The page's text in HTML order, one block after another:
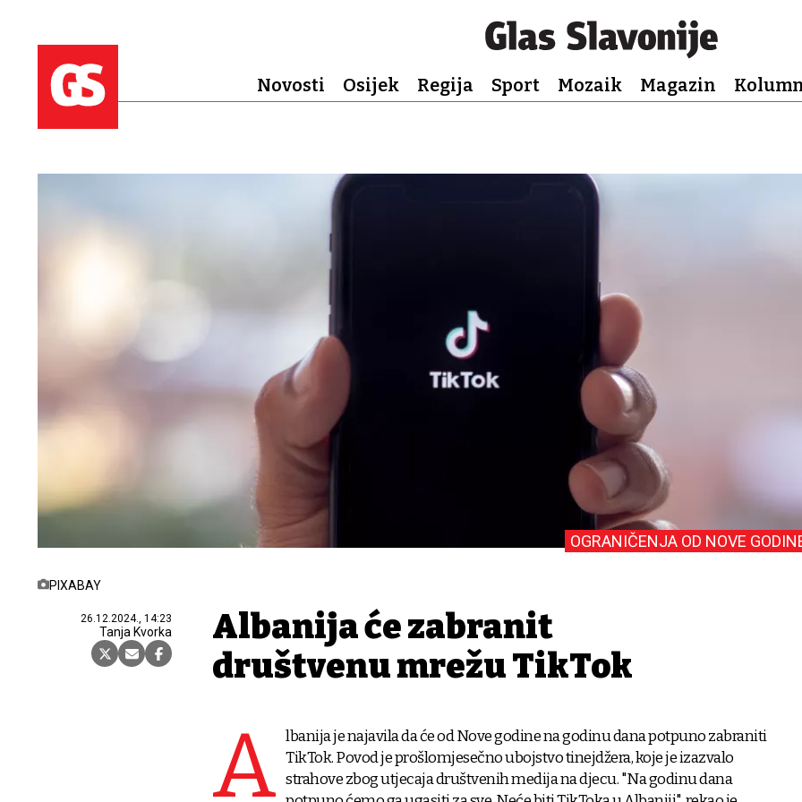
Novosti Osijek Regija Sport Mozaik Magazin
PIXABAY
26.12.2024., 14:23
Tanja Kvorka
OGRANIČENJA OD NOVE
Albanija će zabranit
društvenu mrežu TikTok
A lbanija je najavila da će od Nove godine na godinu dana potpuno zabraniti
TikTok. Povod je prošlomjesečno ubojstvo tinejdžera, koje je izazvalo
strahove zbog utjecaja društvenih medija na djecu. "Na godinu dana